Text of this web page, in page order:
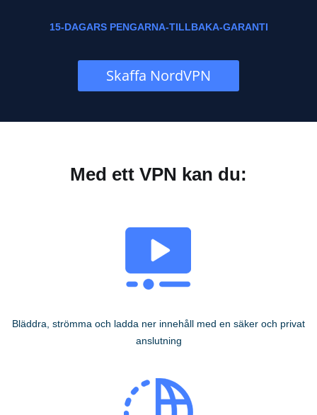
15-DAGARS PENGARNA-TILLBAKA-GARANTI
Skaffa NordVPN
Med ett VPN kan du:
Bläddra, strömma och ladda ner innehåll med en säker och privat
anslutning